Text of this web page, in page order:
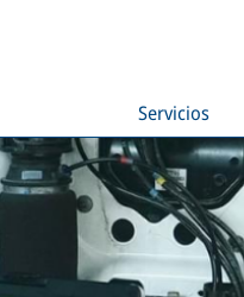
Servicios